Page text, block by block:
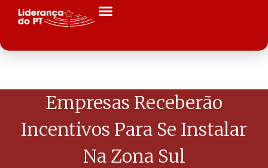
Empresas Receberão
Incentivos Para Se Instalar
Na Zona Sul